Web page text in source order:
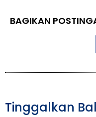
BAGIKAN
Tinggalkan